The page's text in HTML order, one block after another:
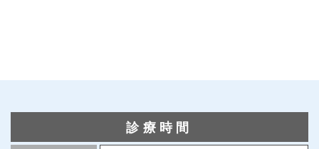
診療時間